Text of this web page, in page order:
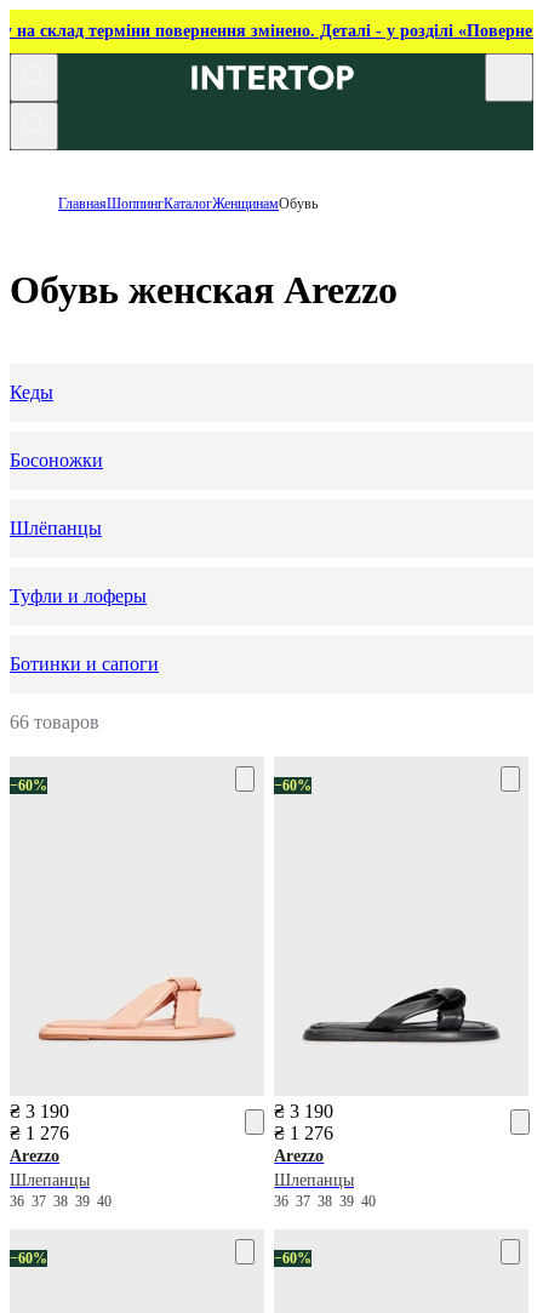
на склад терміни повернення змінено. Деталі - у розділі
ГлавнаяШоппингКаталогЖенщинамОбувь
Обувь женская Arezzo
Кеды
Босоножки
Шлёпанцы
Туфли и лоферы
Ботинки и сапоги
66 товаров
−60%
₴ 3 190
₴ 1 276
Arezzo
Шлепанцы
36 37 38 39 40
−60%
₴ 3 190
₴ 1 276
Arezzo
Шлепанцы
3637383940
−60% −60%